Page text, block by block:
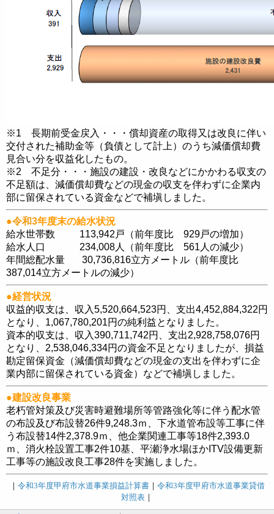
※1 長期前受金戻入・・・償却資産の取得又は改良に伴い
交付された補助金等（負債として計上）のうち減価償却費
見合い分を収益化したもの。
※2 不足分・・・施設の建設・改良などにかかわる収支の
不足額は、減価償却費などの現金の収支を伴わずに企業内
部に留保されている資金などで補塡しました。
●令和3年度末の給水状況
給水世帯数 113,942戸（前年度比 929戸の増加）
給水人口 234,008人（前年度比 561人の減少）
年間総配水量 30,736,816立方メートル（前年度比
387,014立方メートルの減少）
●経営状況
収益的収支は、収入5,520,664,523円、支出4,452,884,322円
となり、1,067,780,201円の純利益となりました。
資本的収支は、収入390,711,742円、支出2,928,758,076円
となり、2,538,046,334円の資金不足となりましたが、損益
勘定留保資金（減価償却費などの現金の支出を伴わずに企
業内部に留保されている資金）などで補塡しました。
●建設改良事業
老朽管対策及び災害時避難場所等管路強化等に伴う配水管
の布設及び布設替26件9,248.3ｍ、下水道管布設等工事に伴
う布設替14件2,378.9ｍ、他企業関連工事等18件2,393.0
ｍ、消火栓設置工事2件10基、平瀬浄水場ほかITV設備更新
工事等の施設改良工事28件を実施しました。
｜ 令和3年度甲府市水道事業損益計算書｜ 令和3年度甲府市水道事業貸借
対照表 ｜